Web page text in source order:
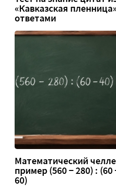
«Кавказская
ответами
Математический
пример (560 − 280) : (60
60)